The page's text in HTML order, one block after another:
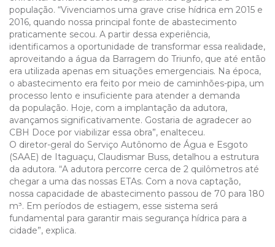
população. “Vivenciamos uma grave crise hídrica em 2015 e
2016, quando nossa principal fonte de abastecimento
praticamente secou. A partir dessa experiência,
identificamos a oportunidade de transformar essa realidade,
aproveitando a água da Barragem do Triunfo, que até então
era utilizada apenas em situações emergenciais. Na época,
o abastecimento era feito por meio de caminhões-pipa, um
processo lento e insuficiente para atender a demanda
da população. Hoje, com a implantação da adutora,
avançamos significativamente. Gostaria de agradecer ao
CBH Doce por viabilizar essa obra”, enalteceu.
O diretor-geral do Serviço Autônomo de Água e Esgoto
(SAAE) de Itaguaçu, Claudismar Buss, detalhou a estrutura
da adutora. “A adutora percorre cerca de 2 quilômetros até
chegar a uma das nossas ETAs. Com a nova captação,
nossa capacidade de abastecimento passou de 70 para 180
m³. Em períodos de estiagem, esse sistema será
fundamental para garantir mais segurança hídrica para a
cidade”, explica.